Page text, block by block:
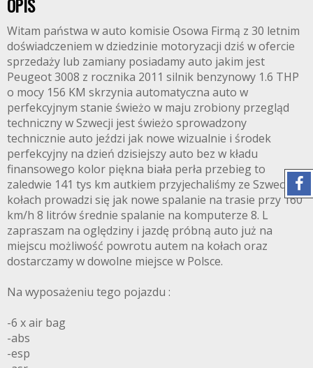
OPIS
Witam państwa w auto komisie Osowa Firmą z 30 letnim
doświadczeniem w dziedzinie motoryzacji dziś w ofercie
sprzedaży lub zamiany posiadamy auto jakim jest
Peugeot 3008 z rocznika 2011 silnik benzynowy 1.6 THP
o mocy 156 KM skrzynia automatyczna auto w
perfekcyjnym stanie świeżo w maju zrobiony przegląd
techniczny w Szwecji jest świeżo sprowadzony
technicznie auto jeździ jak nowe wizualnie i środek
perfekcyjny na dzień dzisiejszy auto bez w kładu
finansowego kolor piękna biała perła przebieg to
zaledwie 141 tys km autkiem przyjechaliśmy ze Szwecji na
kołach prowadzi się jak nowe spalanie na trasie przy 160
km/h 8 litrów średnie spalanie na komputerze 8. L
zapraszam na oględziny i jazdę próbną auto już na
miejscu możliwość powrotu autem na kołach oraz
dostarczamy w dowolne miejsce w Polsce.
Na wyposażeniu tego pojazdu :
-6 x air bag
-abs
-esp